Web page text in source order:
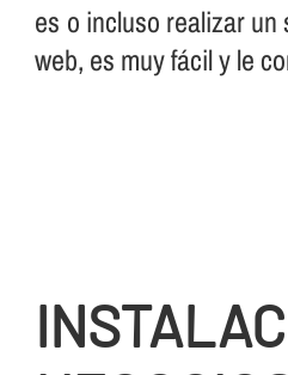
es o incluso realizar
web, es muy fácil y le